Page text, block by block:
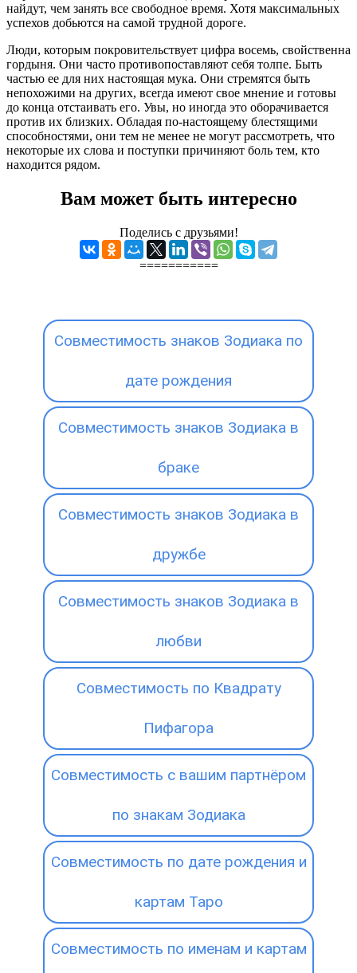
найдут, чем занять все свободное время. Хотя максимальных
успехов добьются на самой трудной дороге.
Люди, которым покровительствует цифра восемь, свойственна
гордыня. Они часто противопоставляют себя толпе. Быть
частью ее для них настоящая мука. Они стремятся быть
непохожими на других, всегда имеют свое мнение и готовы
до конца отстаивать его. Увы, но иногда это оборачивается
против их близких. Обладая по-настоящему блестящими
способностями, они тем не менее не могут рассмотреть, что
некоторые их слова и поступки причиняют боль тем, кто
находится рядом.
Вам может быть интересно
Поделись с друзьями!
===========
Совместимость знаков Зодиака по
дате рождения
Совместимость знаков Зодиака в
браке
Совместимость знаков Зодиака в
дружбе
Совместимость знаков Зодиака в
любви
Совместимость по Квадрату
Пифагора
Совместимость с вашим партнёром
по знакам Зодиака
Совместимость по дате рождения и
картам Таро
Совместимость по именам и картам